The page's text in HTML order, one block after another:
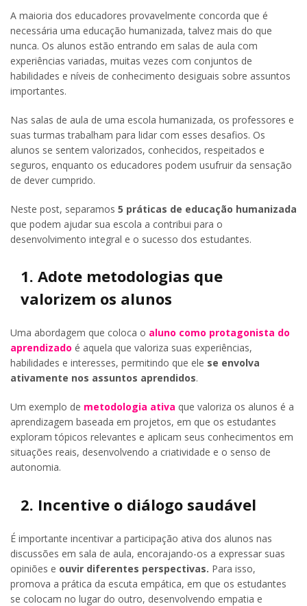
A maioria dos educadores provavelmente concorda que é
necessária uma educação humanizada, talvez mais do que
nunca. Os alunos estão entrando em salas de aula com
experiências variadas, muitas vezes com conjuntos de
habilidades e níveis de conhecimento desiguais sobre assuntos
importantes.
Nas salas de aula de uma escola humanizada, os professores e
suas turmas trabalham para lidar com esses desafios. Os
alunos se sentem valorizados, conhecidos, respeitados e
seguros, enquanto os educadores podem usufruir da sensação
de dever cumprido.
Neste post, separamos 5 práticas de educação humanizada
que podem ajudar sua escola a contribui para o
desenvolvimento integral e o sucesso dos estudantes.
1. Adote metodologias que
valorizem os alunos
Uma abordagem que coloca o aluno como protagonista do
aprendizado é aquela que valoriza suas experiências,
habilidades e interesses, permitindo que ele se envolva
ativamente nos assuntos aprendidos.
Um exemplo de metodologia ativa que valoriza os alunos é a
aprendizagem baseada em projetos, em que os estudantes
exploram tópicos relevantes e aplicam seus conhecimentos em
situações reais, desenvolvendo a criatividade e o senso de
autonomia.
2. Incentive o diálogo saudável
É importante incentivar a participação ativa dos alunos nas
discussões em sala de aula, encorajando-os a expressar suas
opiniões e ouvir diferentes perspectivas. Para isso,
promova a prática da escuta empática, em que os estudantes
se colocam no lugar do outro, desenvolvendo empatia e